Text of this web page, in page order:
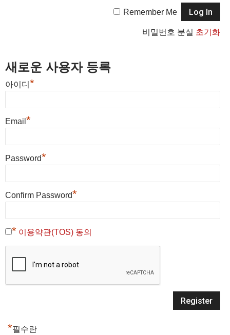
Remember Me
비밀번호 분실 초기화
새로운 사용자 등록
아이디 *
Email *
Password*
Confirm Password*
* 이용약관(TOS) 동의
*필수란